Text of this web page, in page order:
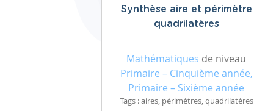
Synthèse aire et périmètre
quadrilatères
Mathématiques de niveau
Primaire – Cinquième année,
Primaire – Sixième année
Tags : aires, périmètres, quadrilatères